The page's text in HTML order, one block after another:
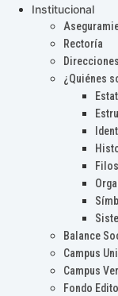
Institucional
Rectoría
Direcciones
¿Quiénes
Balance
Campus
Campus
Fondo